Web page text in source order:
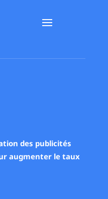
des publicités
augmenter le taux